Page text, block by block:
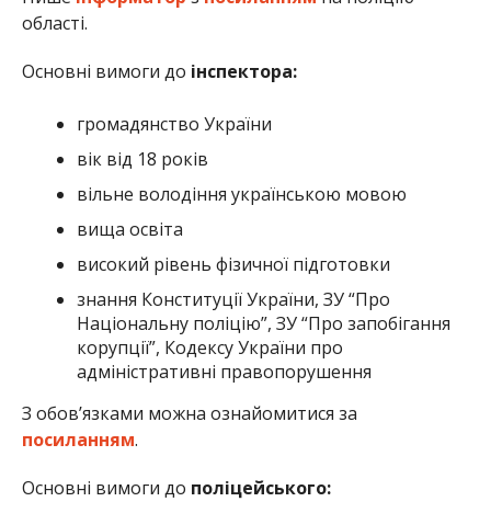
області.
Основні вимоги до інспектора:
громадянство України
вік від 18 років
вільне володіння українською мовою
вища освіта
високий рівень фізичної підготовки
знання Конституції України, ЗУ “Про
Національну поліцію”, ЗУ “Про запобігання
корупції”, Кодексу України про
адміністративні правопорушення
З обов’язками можна ознайомитися за
посиланням.
Основні вимоги до поліцейського: